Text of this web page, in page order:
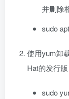
并删除
sudo
使用yum卸
Hat的发行版
sudo